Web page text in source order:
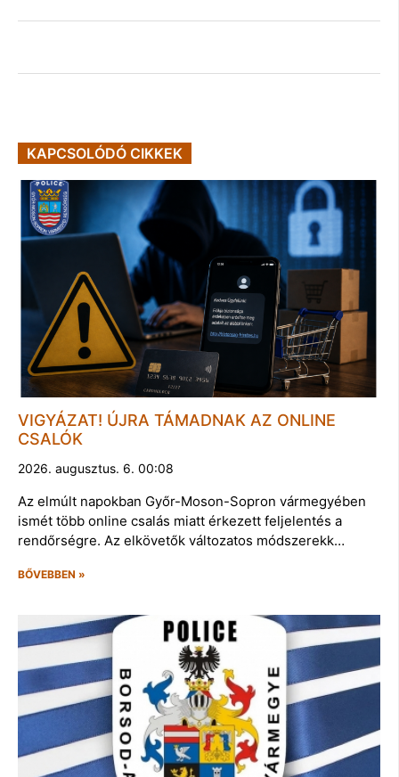
KAPCSOLÓDÓ CIKKEK
VIGYÁZAT! ÚJRA TÁMADNAK AZ ONLINE
CSALÓK
2026. augusztus. 6. 00:08
Az elmúlt napokban Győr-Moson-Sopron vármegyében
ismét több online csalás miatt érkezett feljelentés a
rendőrségre. Az elkövetők változatos módszerekk…
BŐVEBBEN »